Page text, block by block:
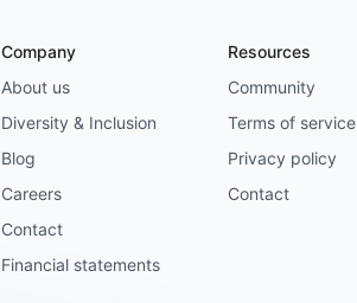
Company
About us
Diversity & Inclusion
Blog
Careers
Contact
Financial statements
Resources
Community
Terms of service
Privacy policy
Contact